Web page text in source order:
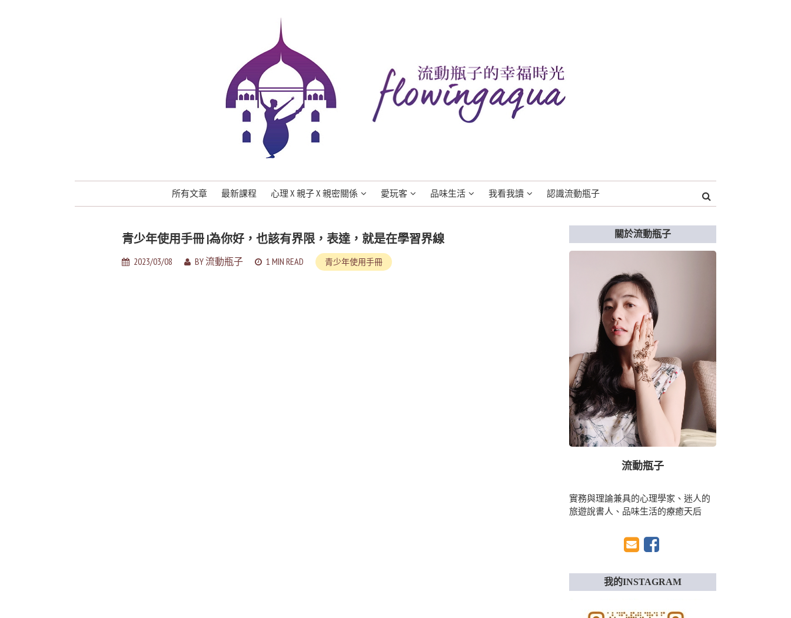
所有文章 最新課程 心理 X 親子 X 親密關係 愛玩客 品味生活 我看我讀 認識流動瓶子
青少年使用手冊 |為你好，也該有界限，表達，就是在學習界線
2023/03/08 BY流動瓶子 1 MIN READ 青少年使用手冊
關於流動瓶子
流動瓶子
實務與理論兼具的心理學家、迷人的
旅遊說書人、品味生活的療癒天后
我的INSTAGRAM